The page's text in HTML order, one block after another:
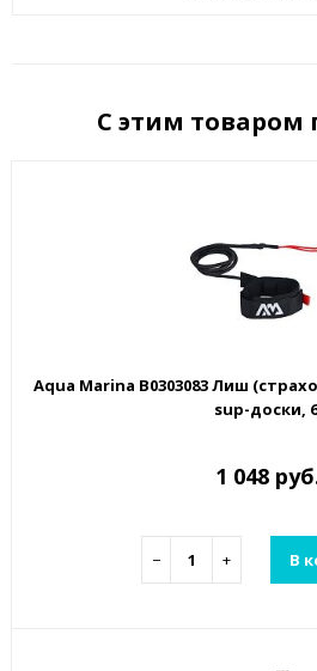
С этим товаром
Aqua Marina B0303083 Лиш
sup-доски,
1 048
− + В